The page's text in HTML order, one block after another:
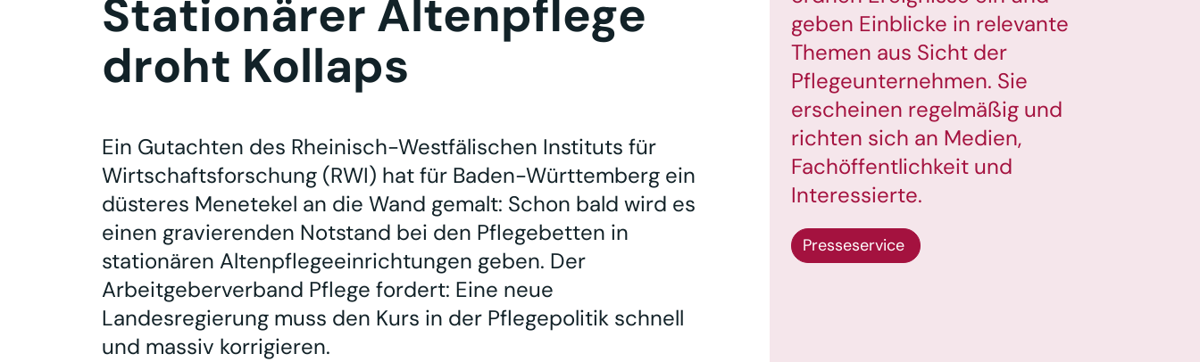
Stationärer Altenpflege
droht Kollaps
Ein Gutachten des Rheinisch-Westfälischen Instituts für
Wirtschaftsforschung (RWI) hat für Baden-Württemberg ein
düsteres Menetekel an die Wand gemalt: Schon bald wird es
einen gravierenden Notstand bei den Pflegebetten in
stationären Altenpflegeeinrichtungen geben. Der
Arbeitgeberverband Pflege fordert: Eine neue
Landesregierung muss den Kurs in der Pflegepolitik schnell
und massiv korrigieren.
geben Einblicke in relevante
Themen aus Sicht der
Pflegeunternehmen. Sie
erscheinen regelmäßig und
richten sich an Medien,
Fachöffentlichkeit und
Interessierte.
Presseservice